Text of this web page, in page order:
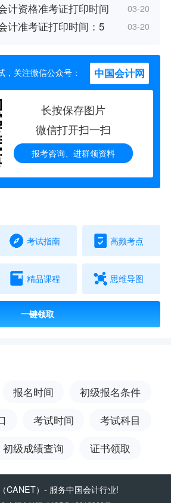
计资格准考证打印时间 03-20
计准考证打印时间：5 03-20
关注微信公众号： 中国会计网
长按保存图片
微信打开扫一扫
报考咨询、进群领资料
考试指南 高频考点
精品课程 思维导图
一键领取
报名时间
初级报名条件
考试时间
考试科目
初级成绩查询 证书领取
（CANET）- 服务中国会计行业!